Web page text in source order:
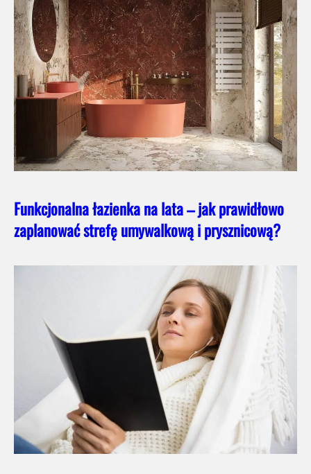
Funkcjonalna łazienka na lata – jak prawidłowo
zaplanować strefę umywalkową i prysznicową?